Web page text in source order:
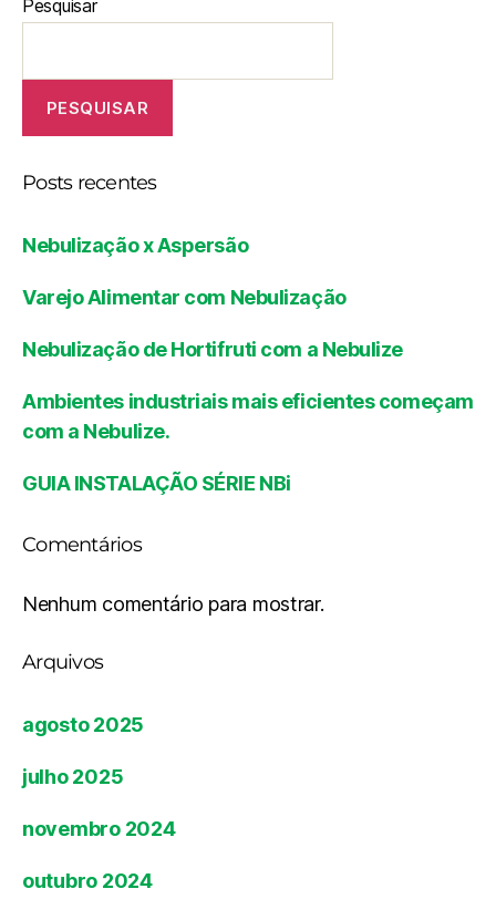
Pesquisar
PESQUISAR
Posts recentes
Nebulização x Aspersão
Varejo Alimentar com Nebulização
Nebulização de Hortifruti com a Nebulize
Ambientes industriais mais eficientes começam
com a Nebulize.
GUIA INSTALAÇÃO SÉRIE NBi
Comentários
Nenhum comentário para mostrar.
Arquivos
agosto 2025
julho 2025
novembro 2024
outubro 2024